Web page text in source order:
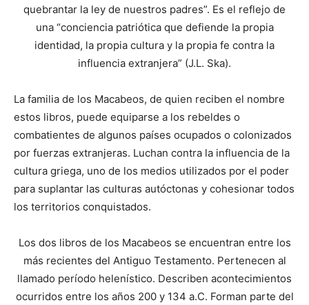
quebrantar la ley de nuestros padres”. Es el reflejo de
una “conciencia patriótica que defiende la propia
identidad, la propia cultura y la propia fe contra la
influencia extranjera” (J.L. Ska).
La familia de los Macabeos, de quien reciben el nombre
estos libros, puede equiparse a los rebeldes o
combatientes de algunos países ocupados o colonizados
por fuerzas extranjeras. Luchan contra la influencia de la
cultura griega, uno de los medios utilizados por el poder
para suplantar las culturas autóctonas y cohesionar todos
los territorios conquistados.
Los dos libros de los Macabeos se encuentran entre los
más recientes del Antiguo Testamento. Pertenecen al
llamado período helenístico. Describen acontecimientos
ocurridos entre los años 200 y 134 a.C. Forman parte del